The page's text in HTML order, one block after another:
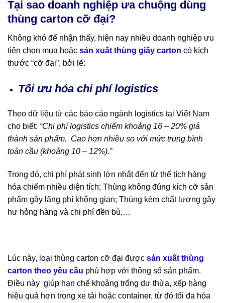
Tại sao doanh nghiệp ưa chuộng dùng
thùng carton cỡ đại?
Không khó để nhận thấy, hiện nay nhiều doanh nghiệp ưu
tiên chọn mua hoặc sản xuất thùng giấy carton có kích
thước “cỡ đại”, bởi lẽ:
Tối ưu hóa chi phí logistics
Theo dữ liệu từ các báo cáo ngành logistics tại Việt Nam
cho biết: “Chi phí logistics chiếm khoảng 16 – 20% giá
thành sản phẩm. Cao hơn nhiều so với mức trung bình
toàn cầu (khoảng 10 – 12%).”
Trong đó, chi phí phát sinh lớn nhất đến từ thể tích hàng
hóa chiếm nhiều diện tích; Thùng không đúng kích cỡ sản
phẩm gây lãng phí không gian; Thùng kém chất lượng gây
hư hỏng hàng và chi phí đền bù,…
Lúc này, loại thùng carton cỡ đại được sản xuất thùng
carton theo yêu cầu phù hợp với thông số sản phẩm.
Điều này giúp hạn chế khoảng trống dư thừa, xếp hàng
hiệu quả hơn trong xe tải hoặc container, từ đó tối đa hóa